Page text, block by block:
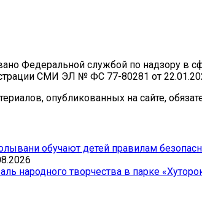
Федеральной службой по надзору
СМИ ЭЛ № ФС 77-80281 от
опубликованных на сайте,
обучают детей правилам
народного творчества в парке